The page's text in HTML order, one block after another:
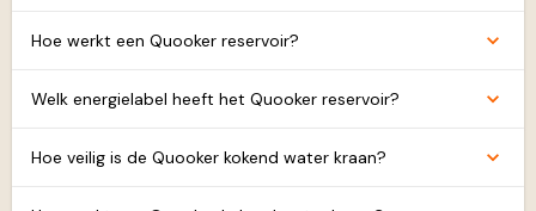
Hoe werkt een Quooker reservoir?
Welk energielabel heeft het Quooker reservoir?
Hoe veilig is de Quooker kokend water kraan?